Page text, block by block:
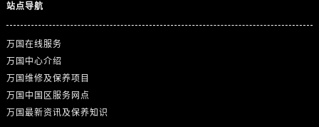
站点导航
万国在线服务
万国中心介绍
万国维修及保养项目
万国中国区服务网点
万国最新资讯及保养知识